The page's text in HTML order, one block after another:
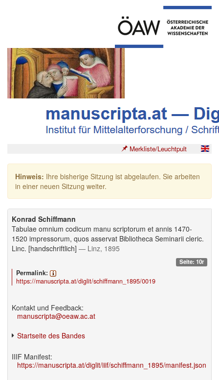
Merkliste/Leuchtpult
Hinweis: Ihre bisherige Sitzung ist abgelaufen. Sie arbeiten
in einer neuen Sitzung weiter.
Konrad Schiffmann
Tabulae omnium codicum manu scriptorum et annis 1470-
1520 impressorum, quos asservat Bibliotheca Seminarii cleric.
Linc. [handschriftlich] — Linz, 1895
Seite: 10r
Permalink:
https://manuscripta.at/diglit/schiffmann_1895/0019
Kontakt und Feedback:
manuscripta@oeaw.ac.at
Startseite des Bandes
IIIF Manifest:
https://manuscripta.at/diglit/iiif/schiffmann_1895/manifest.json